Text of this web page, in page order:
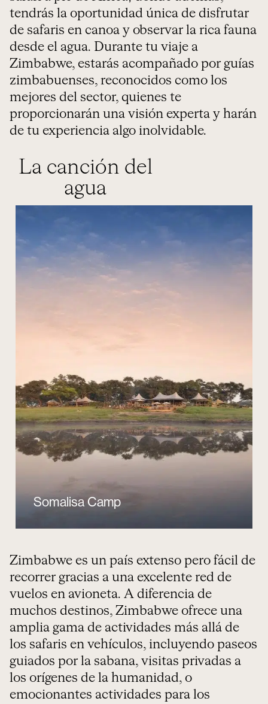
tendrás la oportunidad única de disfrutar
de safaris en canoa y observar la rica fauna
desde el agua. Durante tu viaje a
Zimbabwe, estarás acompañado por guías
zimbabuenses, reconocidos como los
mejores del sector, quienes te
proporcionarán una visión experta y harán
de tu experiencia algo inolvidable.
La canción del
agua
Somalisa Camp
Zimbabwe es un país extenso pero fácil de
recorrer gracias a una excelente red de
vuelos en avioneta. A diferencia de
muchos destinos, Zimbabwe ofrece una
amplia gama de actividades más allá de
los safaris en vehículos, incluyendo paseos
guiados por la sabana, visitas privadas a
los orígenes de la humanidad, o
emocionantes actividades para los